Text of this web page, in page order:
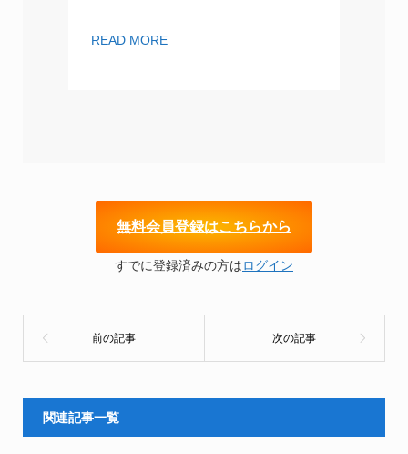
READ MORE
無料会員登録はこちらから
すでに登録済みの方はログイン
関連記事一覧